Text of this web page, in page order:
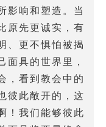
影响和塑造。当
原先更诚实，有
、更不惧怕被揭
面具的世界里，
，看到教会中的
彼此敞开的，这
！我们能够彼此